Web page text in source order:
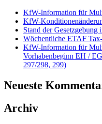
KfW-Information für
KfW-
Stand der Gesetzgebung
Wöchentliche ETAF
KfW-Information für
Vorhabenbeginn EH /
297/298, 299)
Neueste
Archiv